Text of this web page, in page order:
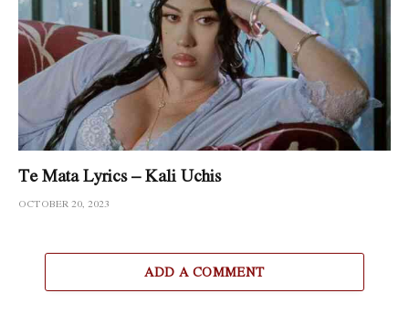
Te Mata Lyrics – Kali Uchis
OCTOBER 20, 2023
ADD A COMMENT